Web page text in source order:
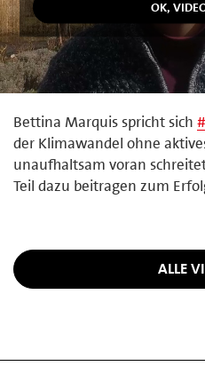
Bettina Marquis spricht sich #
der Klimawandel ohne
unaufhaltsam voran
Teil dazu beitragen zum
ALLE